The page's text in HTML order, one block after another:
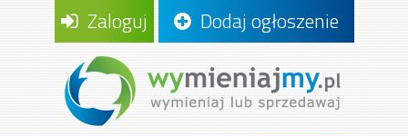
Zaloguj Dodaj ogłoszenie